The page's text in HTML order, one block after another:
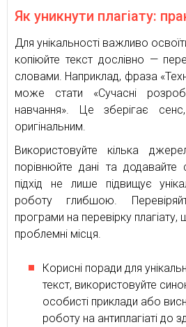
Як уникнути плагіату:
Для унікальності важливо
копіюйте текст дослівно —
словами. Наприклад, фраза
може стати «Сучасні
навчання». Це зберігає
оригінальним.
Використовуйте кілька
порівнюйте дані та додавайте
підхід не лише підвищує
роботу глибшою.
програми на перевірку
проблемні місця.
Корисні поради для
текст, використовуйте
особисті приклади або
роботу на антиплагіаті до